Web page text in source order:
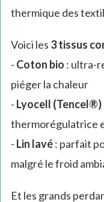
thermique des
Voici les 3 tissus
- Coton bio : ultra-
piéger la chaleur
- Lyocell (Tencel®)
thermorégulatrice
- Lin lavé: parfait
malgré le froid
Et les grands